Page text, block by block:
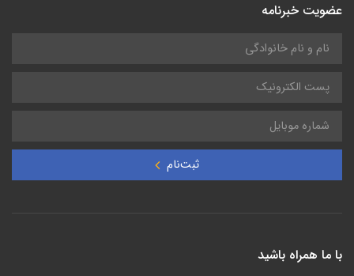
عضویت خبرنامه
ثبت‌نام
با ما همراه باشید